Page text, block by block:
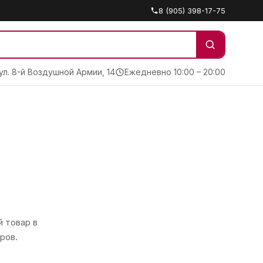
8 (905) 398-17-75
8-й Воздушной Армии, 14 Ежедневно 10:00 – 20:00
товар в